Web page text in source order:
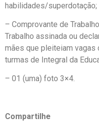
habilidades/superdotação;
– Comprovante de
Trabalho assinada ou
mães que pleiteiam vagas
turmas de Integral da
– 01 (uma) foto 3×4.
Compartilhe